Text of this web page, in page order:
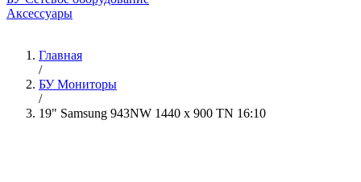
Аксессуары
Главная
/
БУ Мониторы
/
19" Samsung 943NW 1440 x 900 TN 16:10